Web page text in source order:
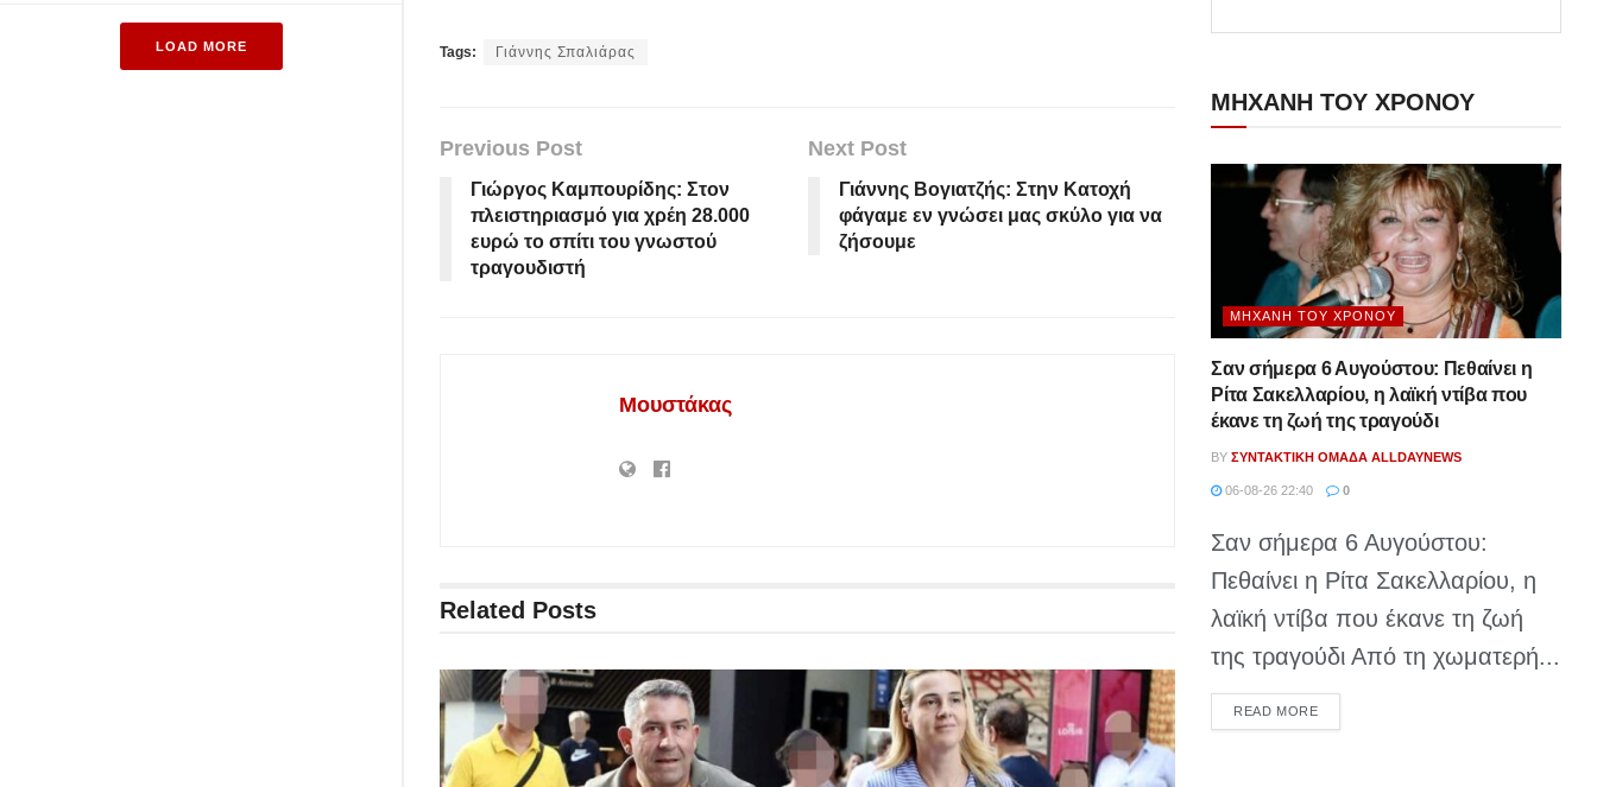
LOAD MORE Tags: Γιάννης Σπαλιάρας
Previous Post
Γιώργος Καμπουρίδης: Στον
πλειστηριασμό για χρέη 28.000
ευρώ το σπίτι του γνωστού
τραγουδιστή
Next Post
Γιάννης Βογιατζής: Στην Κατοχή
φάγαμε εν γνώσει μας σκύλο για να
ζήσουμε
Μουστάκας
Related Posts
ΜΗΧΑΝΗ ΤΟΥ ΧΡΟΝΟΥ
ΜΗΧΑΝΉ ΤΟΥ ΧΡΌΝΟΥ
Σαν σήμερα 6 Αυγούστου: Πεθαίνει η
Ρίτα Σακελλαρίου, η λαϊκή ντίβα που
έκανε τη ζωή της τραγούδι
BY ΣΥΝΤΑΚΤΙΚΉ ΟΜΆΔΑ ALLDAYNEWS
06-08-26 22:40 0
Σαν σήμερα 6 Αυγούστου:
Πεθαίνει η Ρίτα Σακελλαρίου, η
λαϊκή ντίβα που έκανε τη ζωή
της τραγούδι Από τη χωματερή...
READ MOREDETAILS